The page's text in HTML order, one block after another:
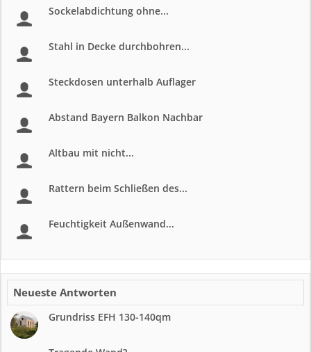
Sockelabdichtung ohne...
Stahl in Decke durchbohren...
Steckdosen unterhalb Auflager
Abstand Bayern Balkon Nachbar
Altbau mit nicht...
Rattern beim Schließen des...
Feuchtigkeit Außenwand...
Neueste Antworten
Grundriss EFH 130-140qm